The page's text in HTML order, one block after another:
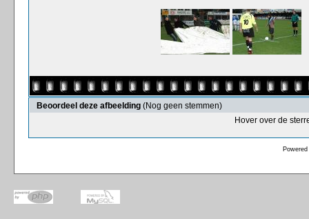
Beoordeel deze afbeelding (Nog geen stemmen)
Hover over de